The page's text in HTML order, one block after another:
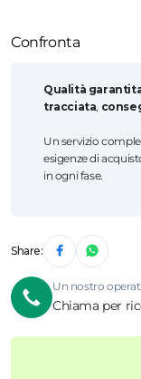
Confronta
Qualità
tracciata,
Un servizio
esigenze di
in ogni fase.
Share:
Un nostro
Chiama per